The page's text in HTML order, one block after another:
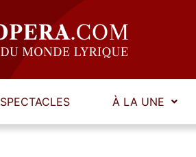
SPECTACLES À LA UNE